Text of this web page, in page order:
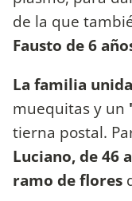
de la que
Fausto de 6
La familia unida
muequitas y un
tierna postal.
Luciano, de 46
ramo de flores